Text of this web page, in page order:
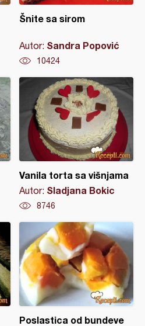
Šnite sa sirom
Autor: Sandra Popović
10424
Vanila torta sa višnjama
Autor: Sladjana Bokic
8746
Poslastica od bundeve